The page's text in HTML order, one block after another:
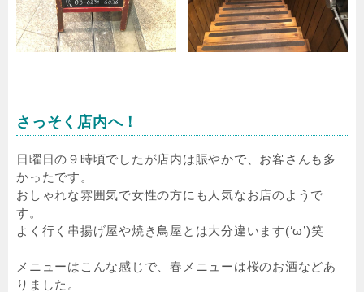
さっそく店内へ！
日曜日の９時頃でしたが店内は賑やかで、お客さんも多
かったです。
おしゃれな雰囲気で女性の方にも人気なお店のようで
す。
よく行く串揚げ屋や焼き鳥屋とは大分違います(‘ω’)笑
メニューはこんな感じで、春メニューは桜のお酒などあ
りました。